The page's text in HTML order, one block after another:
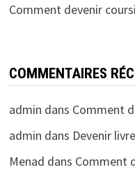
Comment devenir
COMMENTAIRES
admin dans Comment
admin dans Devenir
Menad dans Comment